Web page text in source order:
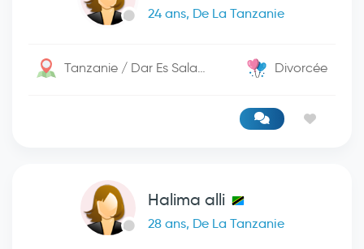
24 ans, De La Tanzanie
Tanzanie / Dar Es Salaam Divorcée
Halima alli
28 ans, De La Tanzanie